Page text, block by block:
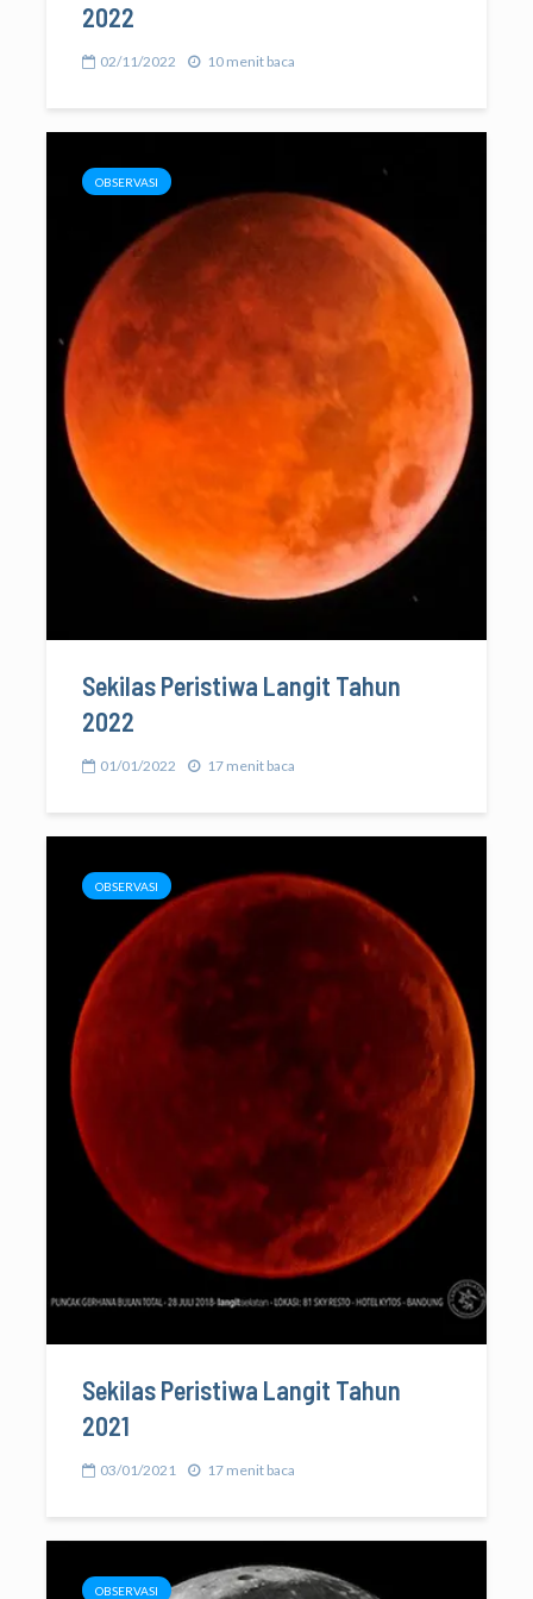
2022
02/11/2022 10 menit baca
OBSERVASI
Sekilas Peristiwa Langit Tahun
2022
01/01/2022 17 menit baca
OBSERVASI
Sekilas Peristiwa Langit Tahun
2021
03/01/2021 17 menit baca
OBSERVASI